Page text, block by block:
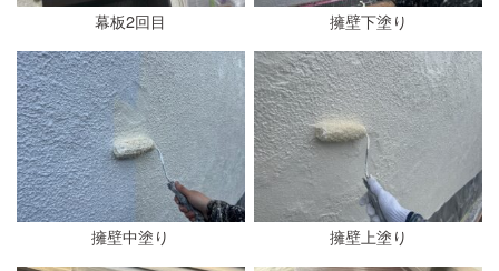
幕板2回目 擁壁下塗り
擁壁中塗り 擁壁上塗り